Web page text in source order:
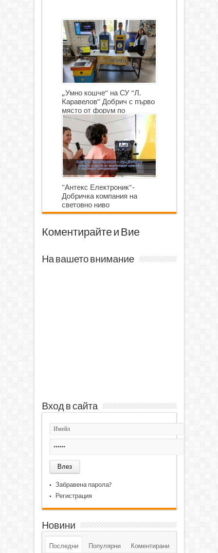
„Умно кошче“ на СУ “Л.
Каравелов” Добрич с първо
място от форум по
роботика
"Антекс Електроник"-
Добричка компания на
световно ниво
Коментирайте и Вие
На вашето внимание
Вход в сайта
Забравена парола?
Регистрация
Новини
Последни Популярни Коментирани